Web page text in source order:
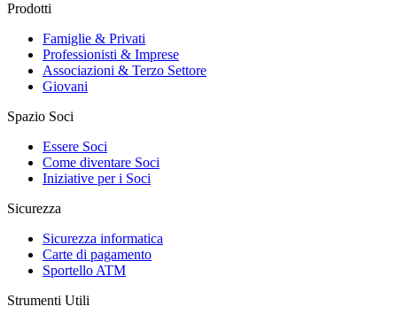
Prodotti
Famiglie & Privati
Professionisti & Imprese
Associazioni & Terzo Settore
Giovani
Spazio Soci
Essere Soci
Come diventare Soci
Iniziative per i Soci
Sicurezza
Sicurezza informatica
Carte di pagamento
Sportello ATM
Strumenti Utili